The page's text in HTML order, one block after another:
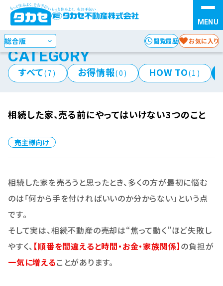
閲覧履歴 お気に入り
豆知識コラム
相続した家、売る前にやってはいけない3つのこと
売主様向け
相続した家を売ろうと思ったとき、多くの方が最初に悩む
のは「何から手を付ければいいのか分からない」という点
です。
そして実は、相続不動産の売却は“焦って動く”ほど失敗し
やすく、 【順番を間違えると時間・お金・家族関係】の負担が
一気に増えることがあります。
CATEGORY
すべて(7) お得情報(0) HOW TO(1)
STEP 1お探しの種別を選択
STEP 2検索方法を選択